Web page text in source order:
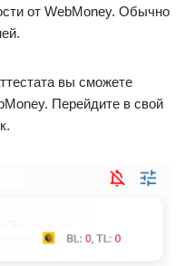
от WebMoney. Обычно
вы сможете
Перейдите в свой